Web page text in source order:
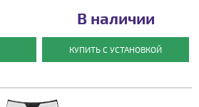
В наличии
КУПИТЬ С УСТАНОВКОЙ